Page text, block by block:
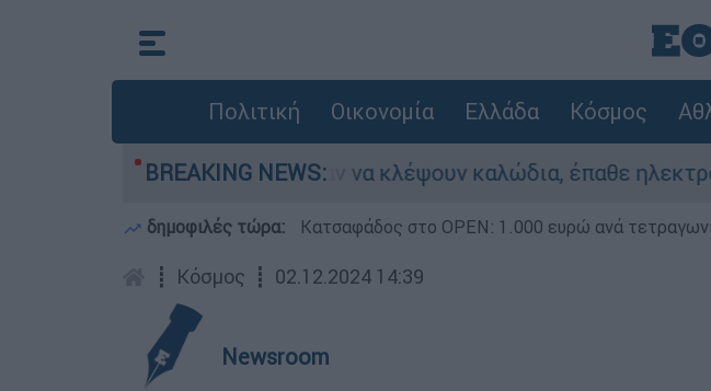
Πολιτική Οικονομία Ελλάδα Κόσμος
BREAKING NEWS:
Άνω Λιόσια: Πήγαν να κλέψουν καλώδια, έπαθε ηλεκτροπληξία ο
δημοφιλές τώρα: Κατσαφάδος στο OPEN: 1.000 ευρώ ανά
┋ Κόσμος ┋ 02.12.2024 14:39
Newsroom